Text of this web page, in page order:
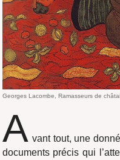
Georges Lacombe, Ramasseurs de
A vant tout, une
documents précis qui